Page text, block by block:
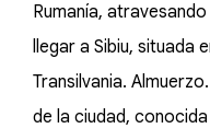
Rumanía,
llegar a Sibiu, situada
Transilvania.
de la ciudad,